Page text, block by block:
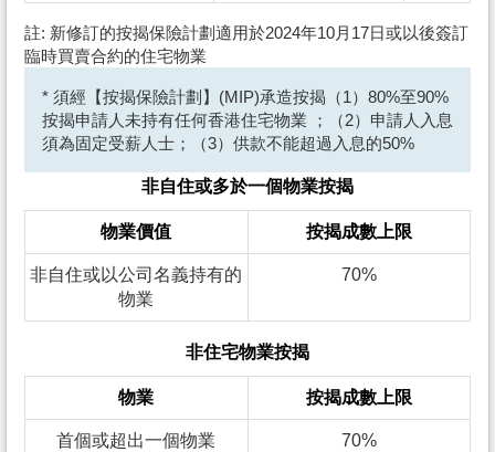
註: 新修訂的按揭保險計劃適用於2024年10月17日或以後簽訂
臨時買賣合約的住宅物業
* 須經【按揭保險計劃】(MIP)承造按揭（1）80%至90%
按揭申請人未持有任何香港住宅物業 ；（2）申請人入息
須為固定受薪人士；（3）供款不能超過入息的50%
非自住或多於一個物業按揭
物業價值 按揭成數上限
非自住或以公司名義持有的
物業
70%
非住宅物業按揭
物業 按揭成數上限
首個或超出一個物業 70%